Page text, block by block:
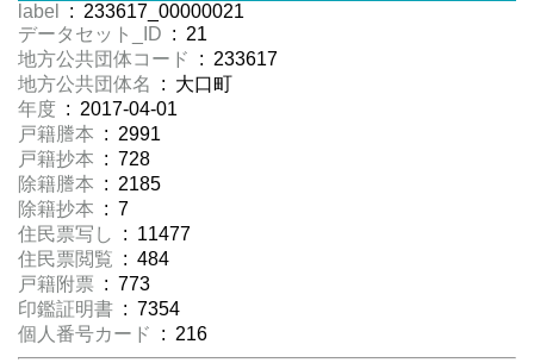
label
: 233617_00000021
データセット_ID : 21
地方公共団体コード
: 233617
地方公共団体名
: 大口町
年度 : 2017-04-01
戸籍謄本 : 2991
戸籍抄本 : 728
除籍謄本 : 2185
除籍抄本 : 7
住民票写し
: 11477
住民票閲覧 : 484
戸籍附票 : 773
印鑑証明書 : 7354
個人番号カード
: 216